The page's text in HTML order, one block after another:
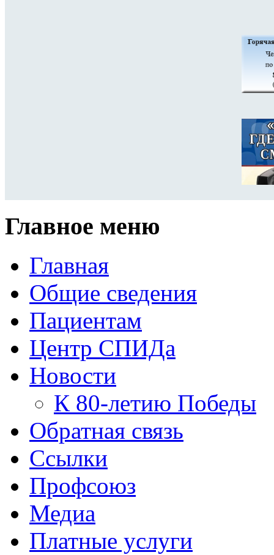
Главное меню
Главная
Общие сведения
Пациентам
Центр СПИДа
Новости
К 80-летию Победы
Обратная связь
Ссылки
Профсоюз
Медиа
Платные услуги